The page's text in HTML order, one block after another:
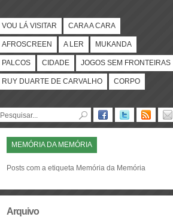
VOU LÁ VISITAR CARA A CARA
AFROSCREEN A LER MUKANDA
PALCOS CIDADE JOGOS SEM FRONTEIRAS
RUY DUARTE DE CARVALHO CORPO
MEMÓRIA DA MEMÓRIA
Posts com a etiqueta Memória da Memória
Arquivo